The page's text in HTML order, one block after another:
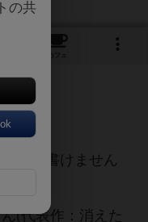
カフェ
くは書けません
(代表作：消えた
の共